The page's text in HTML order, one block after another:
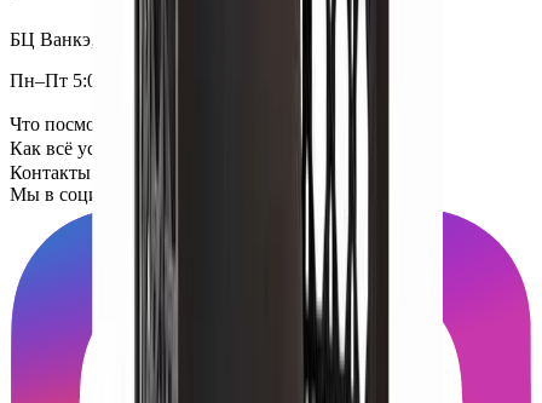
БЦ Ванкэ, Фошань, Гуандун, Китай
Пн–Пт 5:00–14:00 (Мск)
Что посмотреть
Как всё устроено
Контакты
Мы в социальных сетях